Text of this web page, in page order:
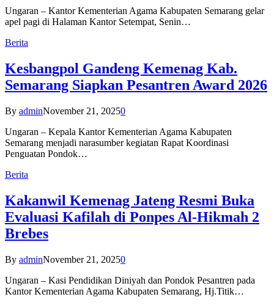
Ungaran – Kantor Kementerian Agama Kabupaten Semarang gelar
apel pagi di Halaman Kantor Setempat, Senin…
Berita
Kesbangpol Gandeng Kemenag Kab.
Semarang Siapkan Pesantren Award 2026
By adminNovember 21, 20250
Ungaran – Kepala Kantor Kementerian Agama Kabupaten
Semarang menjadi narasumber kegiatan Rapat Koordinasi
Penguatan Pondok…
Berita
Kakanwil Kemenag Jateng Resmi Buka
Evaluasi Kafilah di Ponpes Al-Hikmah 2
Brebes
By adminNovember 21, 20250
Ungaran – Kasi Pendidikan Diniyah dan Pondok Pesantren pada
Kantor Kementerian Agama Kabupaten Semarang, Hj.Titik…